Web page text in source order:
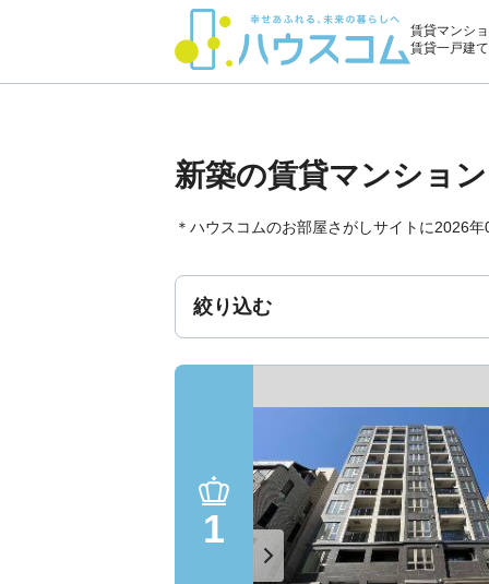
賃貸マンシ
賃貸一戸建
新築の賃貸マンショ
＊ハウスコムのお部屋さがしサイトに2026
絞り込む
1